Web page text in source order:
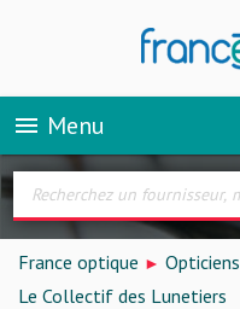
menu Menu
France optique
Opticiens
Le Collectif des Lunetiers